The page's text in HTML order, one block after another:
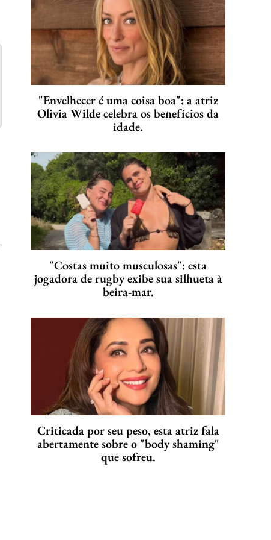
"Envelhecer é uma coisa boa": a atriz
Olivia Wilde celebra os benefícios da
idade.
"Costas muito musculosas": esta
jogadora de rugby exibe sua silhueta à
beira-mar.
Criticada por seu peso, esta atriz fala
abertamente sobre o "body shaming"
que sofreu.